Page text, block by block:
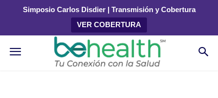
Simposio Carlos Disdier | Transmisión y Cobertura
VER COBERTURA